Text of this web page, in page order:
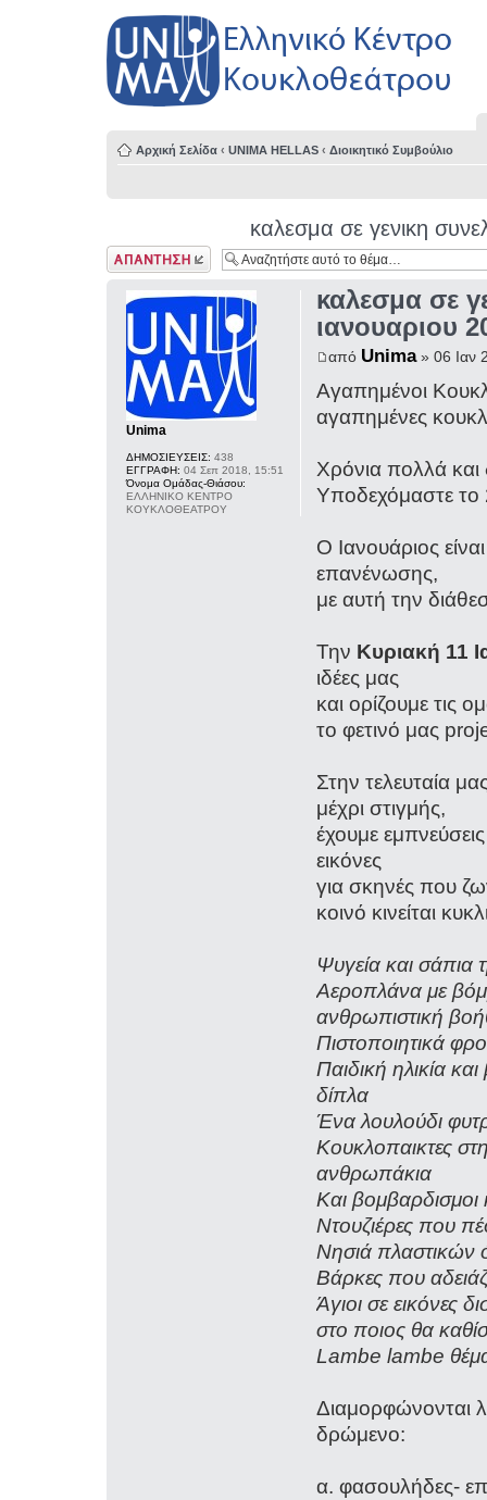
Αρχική Σελίδα ‹ UNIMA HELLAS ‹ Διοικητικό Συμβούλιο
καλεσμα σε γενικη
Δημιουργία
απάντησης
καλεσμα σε
ιανουαριου
από Unima» 06 Ιαν
Αγαπημένοι
αγαπημένες
Χρόνια πολλά και
Υποδεχόμαστε το
Ο Ιανουάριος
επανένωσης,
με αυτή την
Την Κυριακή 11
ιδέες μας
και ορίζουμε τις
το φετινό μας
Στην τελευταία
μέχρι στιγμής,
έχουμε
εικόνες
για σκηνές που
κοινό κινείται
Ψυγεία και σάπια
Αεροπλάνα με
ανθρωπιστική
Πιστοποιητικά
Παιδική ηλικία
δίπλα
Ένα λουλούδι
Κουκλοπαικτες
ανθρωπάκια
Και βομβαρδισμοι
Ντουζιέρες που
Νησιά πλαστικών
Βάρκες που
Άγιοι σε εικόνες
στο ποιος θα
Lambe lambe
Διαμορφώνονται
δρώμενο:
α. φασουλήδες-
Unima
ΔΗΜΟΣΙΕΥΣΕΙΣ: 438
ΕΓΓΡΑΦΗ: 04 Σεπ 2018, 15:51
Όνομα Ομάδας-Θιάσου:
ΕΛΛΗΝΙΚΟ ΚΕΝΤΡΟ
ΚΟΥΚΛΟΘΕΑΤΡΟΥ